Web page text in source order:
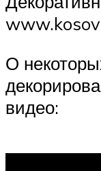
О
видео: